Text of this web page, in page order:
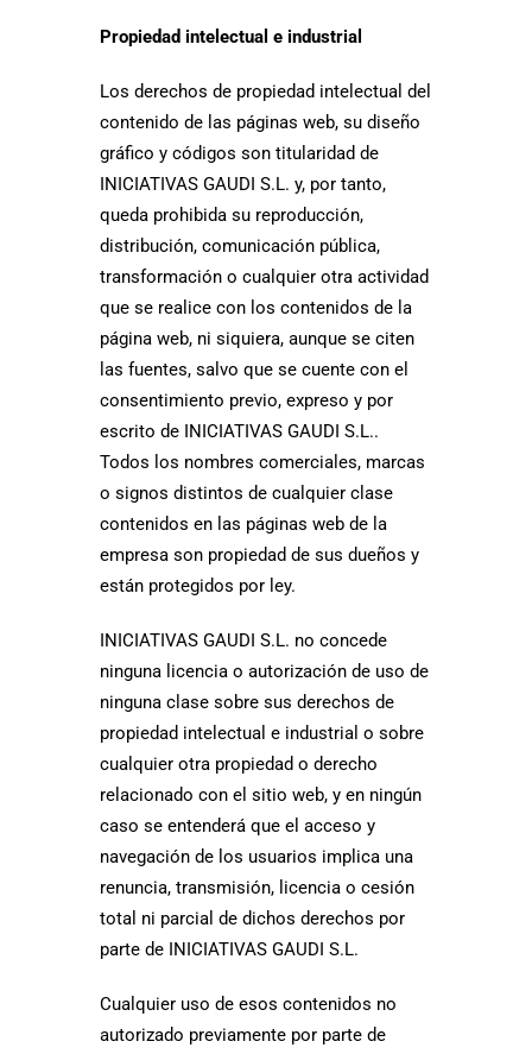
Propiedad intelectual e industrial
Los derechos de propiedad intelectual del
contenido de las páginas web, su diseño
gráfico y códigos son titularidad de
INICIATIVAS GAUDI S.L. y, por tanto,
queda prohibida su reproducción,
distribución, comunicación pública,
transformación o cualquier otra actividad
que se realice con los contenidos de la
página web, ni siquiera, aunque se citen
las fuentes, salvo que se cuente con el
consentimiento previo, expreso y por
escrito de INICIATIVAS GAUDI S.L..
Todos los nombres comerciales, marcas
o signos distintos de cualquier clase
contenidos en las páginas web de la
empresa son propiedad de sus dueños y
están protegidos por ley.
INICIATIVAS GAUDI S.L. no concede
ninguna licencia o autorización de uso de
ninguna clase sobre sus derechos de
propiedad intelectual e industrial o sobre
cualquier otra propiedad o derecho
relacionado con el sitio web, y en ningún
caso se entenderá que el acceso y
navegación de los usuarios implica una
renuncia, transmisión, licencia o cesión
total ni parcial de dichos derechos por
parte de INICIATIVAS GAUDI S.L.
Cualquier uso de esos contenidos no
autorizado previamente por parte de